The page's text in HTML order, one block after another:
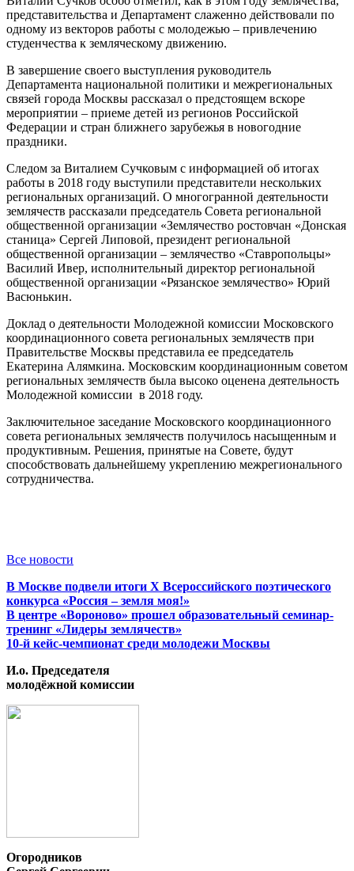
представительства и Департамент слаженно действовали по
одному из векторов работы с молодежью – привлечению
студенчества к земляческому движению.
В завершение своего выступления руководитель
Департамента национальной политики и межрегиональных
связей города Москвы рассказал о предстоящем вскоре
мероприятии – приеме детей из регионов Российской
Федерации и стран ближнего зарубежья в новогодние
праздники.
Следом за Виталием Сучковым с информацией об итогах
работы в 2018 году выступили представители нескольких
региональных организаций. О многогранной деятельности
землячеств рассказали председатель Совета региональной
общественной организации «Землячество ростовчан «Донская
станица» Сергей Липовой, президент региональной
общественной организации – землячество «Ставропольцы»
Василий Ивер, исполнительный директор региональной
общественной организации «Рязанское землячество» Юрий
Васюнькин.
Доклад о деятельности Молодежной комиссии Московского
координационного совета региональных землячеств при
Правительстве Москвы представила ее председатель
Екатерина Алямкина. Московским координационным советом
региональных землячеств была высоко оценена деятельность
Молодежной комиссии в 2018 году.
Заключительное заседание Московского координационного
совета региональных землячеств получилось насыщенным и
продуктивным. Решения, принятые на Совете, будут
способствовать дальнейшему укреплению межрегионального
сотрудничества.
Все новости
В Москве подвели итоги X Всероссийского поэтического
конкурса «Россия – земля моя!»
В центре «Вороново» прошел образовательный семинар-
тренинг «Лидеры землячеств»
10-й кейс-чемпионат среди молодежи Москвы
И.о. Председателя
молодёжной комиссии
Огородников